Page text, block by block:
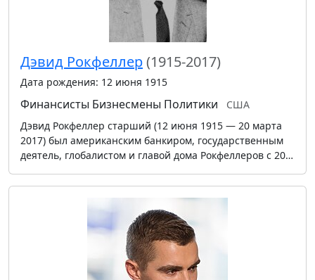
Дэвид Рокфеллер(1915-2017)
Дата рождения: 12 июня 1915
Финансисты Бизнесмены Политики
США
Дэвид Рокфеллер старший (12 июня 1915 — 20 марта
2017) был американским банкиром, государственным
деятель, глобалистом и главой дома Рокфеллеров с 20…